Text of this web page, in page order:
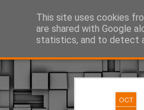
OCT
This site uses cookies
are shared with Google
statistics, and to detect
ΑΣΤΥΝΟΜΙΑ,